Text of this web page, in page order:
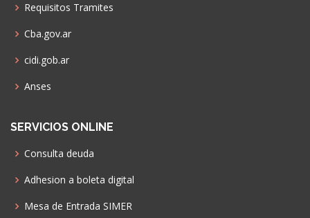
Requisitos Tramites
Cba.gov.ar
cidi.gob.ar
Anses
SERVICIOS ONLINE
Consulta deuda
Adhesion a boleta digital
Mesa de Entrada SIMER